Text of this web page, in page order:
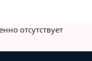
отсутствует